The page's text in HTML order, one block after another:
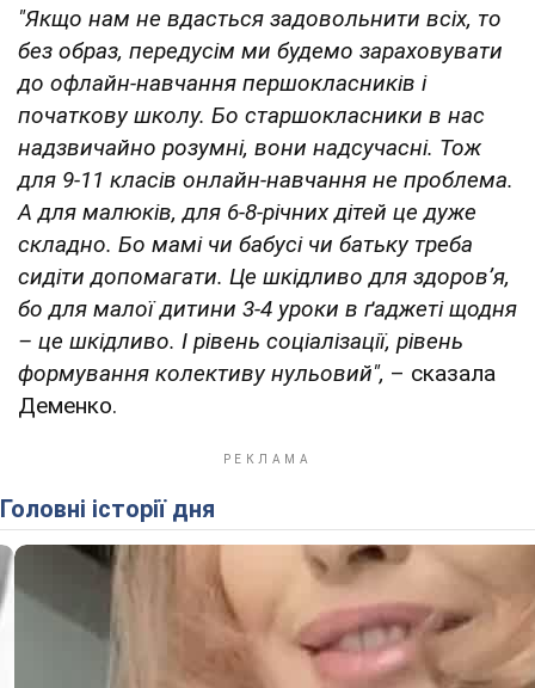
"Якщо нам не вдасться задовольнити всіх, то
без образ, передусім ми будемо зараховувати
до офлайн-навчання першокласників і
початкову школу. Бо старшокласники в нас
надзвичайно розумні, вони надсучасні. Тож
для 9-11 класів онлайн-навчання не проблема.
А для малюків, для 6-8-річних дітей це дуже
складно. Бо мамі чи бабусі чи батьку треба
сидіти допомагати. Це шкідливо для здоровʼя,
бо для малої дитини 3-4 уроки в ґаджеті щодня
– це шкідливо. І рівень соціалізації, рівень
формування колективу нульовий", – сказала
Деменко.
Головні історії дня